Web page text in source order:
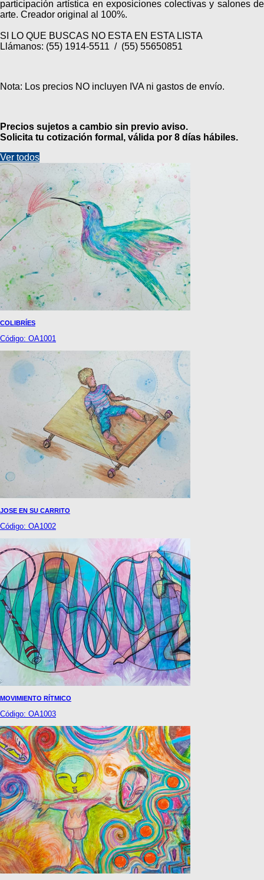
participación artística en exposiciones colectivas y salones de
arte. Creador original al 100%.
SI LO QUE BUSCAS NO ESTA EN ESTA LISTA
Llámanos: (55) 1914-5511 / (55) 55650851
Nota: Los precios NO incluyen IVA ni gastos de envío.
Precios sujetos a cambio sin previo aviso.
Solicita tu cotización formal, válida por 8 días hábiles.
Ver todos
COLIBRÍES
Código: OA1001
JOSE EN SU CARRITO
Código: OA1002
MOVIMIENTO RÍTMICO
Código: OA1003